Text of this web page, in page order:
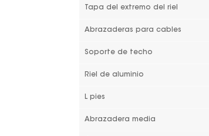
Tapa del extremo del riel
Abrazaderas para cables
Soporte de techo
Riel de aluminio
L pies
Abrazadera media